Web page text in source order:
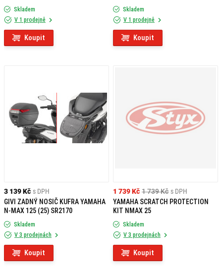
Skladem
V 1 prodejně
Koupit
Skladem
V 1 prodejně
Koupit
3 139 Kč s DPH
GIVI ZADNÝ NOSIČ KUFRA YAMAHA
N-MAX 125 (25) SR2170
Skladem
V 3 prodejnách
Koupit
1 739 Kč
1 739 Kč
s DPH
YAMAHA SCRATCH PROTECTION
KIT NMAX 25
Skladem
V 3 prodejnách
Koupit